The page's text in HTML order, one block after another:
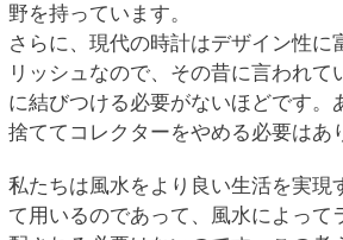
野を持っています。
さらに、現代の時計はデザイン性に
リッシュなので、その昔に言われて
に結びつける必要がないほどです。
捨ててコレクターをやめる必要はあ
私たちは風水をより良い生活を実現
て用いるのであって、風水によって